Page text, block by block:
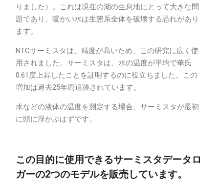
りました）。これは現在の湖の生息地にとって大きな問
題であり、暖かい水は生態系全体を破壊する恐れがあり
ます。
NTCサーミスタは、精度が高いため、この研究に広く使
用されました。サーミスタは、水の温度が平均で華氏
0.61度上昇したことを証明するのに役立ちました。この
増加は過去25年間追跡されています。
水などの液体の温度を測定する場合、サーミスタが最初
に頭に浮かぶはずです。
この目的に使用できるサーミスタデータロ
ガーの2つのモデルを販売しています。